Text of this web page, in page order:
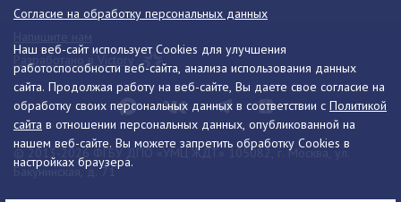
Наш веб-сайт использует Cookies для улучшения
работоспособности веб-сайта, анализа использования данных
сайта. Продолжая работу на веб-сайте, Вы даете свое согласие на
обработку своих персональных данных в соответствии с Политикой
сайта в отношении персональных данных, опубликованной на
нашем веб-сайте. Вы можете запретить обработку Cookies в
настройках браузера.
© 2013-2026 ФГБУ ДПО «УМЦ ЖДТ» 105082, г. Москва, ул.
Бакунинская, д. 71
Согласие на обработку персональных данных
Разработано в Victory